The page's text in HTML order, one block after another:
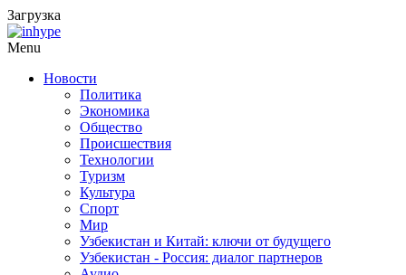
Загрузка
Menu
Новости
Политика
Экономика
Общество
Происшествия
Технологии
Туризм
Культура
Спорт
Мир
Узбекистан и Китай: ключи от будущего
Узбекистан - Россия: диалог партнеров